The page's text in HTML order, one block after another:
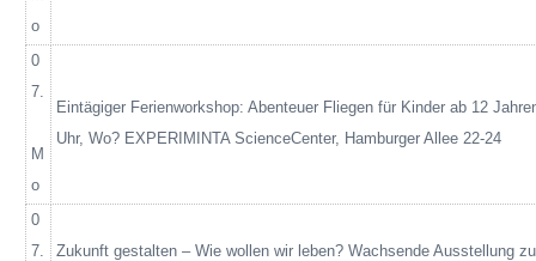
o
0
7.
M
o
Eintägiger Ferienworkshop: Abenteuer Fliegen für Kinder ab 12
Uhr, Wo? EXPERIMINTA ScienceCenter, Hamburger Allee 22-24
0
7.
Zukunft gestalten – Wie wollen wir leben? Wachsende Ausstellung